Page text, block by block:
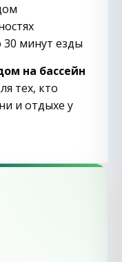
минут езды
на бассейн
тех, кто
и отдыхе у